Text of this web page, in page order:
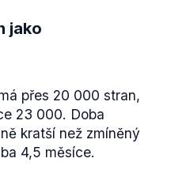
jako
přes 20 000 stran,
23 000. Doba
kratší než zmíněný
4,5 měsíce.